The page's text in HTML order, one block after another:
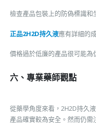
檢查產品包裝上的防偽標識和
正品2H2D持久液應有詳細的
價格過於低廉的產品很可能為
六、專業藥師觀點
從藥學角度來看，2H2D持久
產品確實較為安全。然而仍需